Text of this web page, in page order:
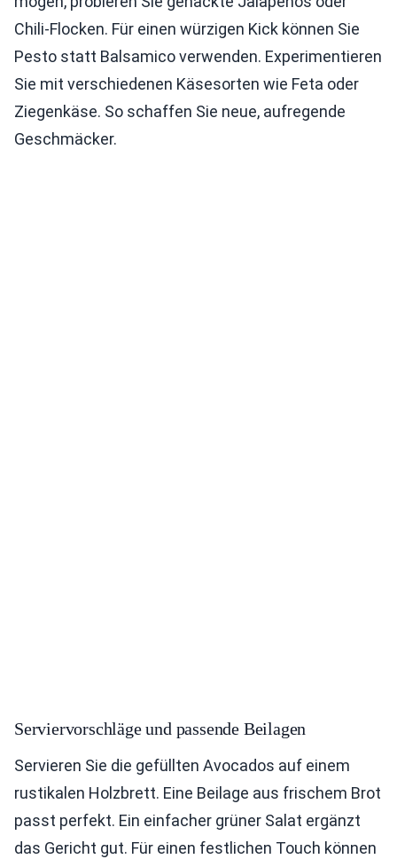
Chili-Flocken. Für einen würzigen Kick können Sie
Pesto statt Balsamico verwenden. Experimentieren
Sie mit verschiedenen Käsesorten wie Feta oder
Ziegenkäse. So schaffen Sie neue, aufregende
Geschmäcker.
Serviervorschläge und passende Beilagen
Servieren Sie die gefüllten Avocados auf einem
rustikalen Holzbrett. Eine Beilage aus frischem Brot
passt perfekt. Ein einfacher grüner Salat ergänzt
das Gericht gut. Für einen festlichen Touch können